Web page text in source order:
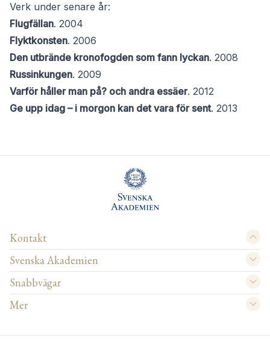
Verk under senare år:
Flugfällan. 2004
Flyktkonsten. 2006
Den utbrände kronofogden som fann lyckan. 2008
Russinkungen. 2009
Varför håller man på? och andra essäer. 2012
Ge upp idag – i morgon kan det vara för sent. 2013
Kontakt
Svenska Akademien
Snabbvägar
Mer